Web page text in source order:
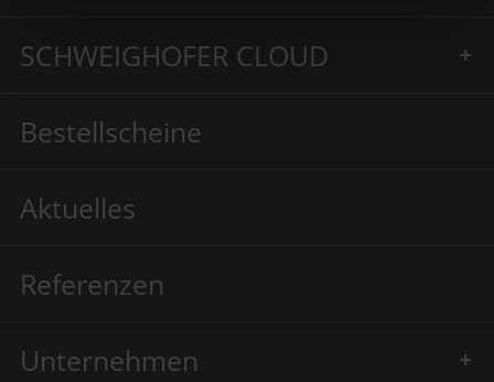
SCHWEIGHOFER CLOUD
Bestellscheine
Aktuelles
Referenzen
Unternehmen